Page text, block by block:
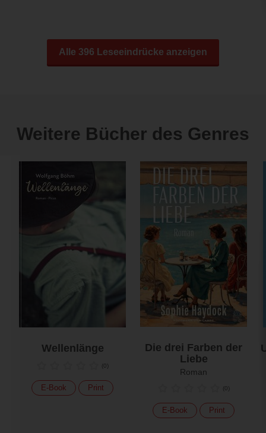
Alle 396 Leseeindrücke anzeigen
Weitere Bücher des Genres
Wellenlänge
(0
E-Book Print
Die drei Farben der
Liebe
Roman
(0
E-Book Print